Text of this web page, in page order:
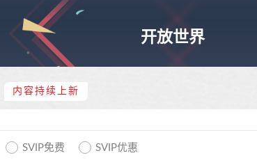
开放世界
内容持续上新
SVIP免费 SVIP优惠